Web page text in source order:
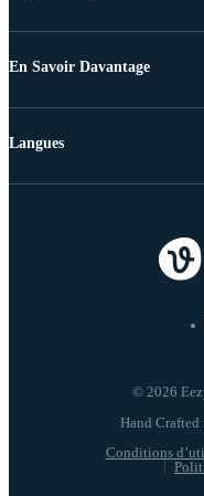
En Savoir Davantage
© 2026
Conditions
Langues